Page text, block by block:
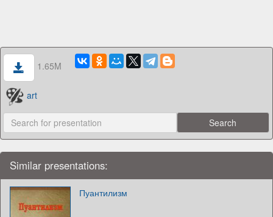
1.65M
art
Similar presentations:
Пуантилизм